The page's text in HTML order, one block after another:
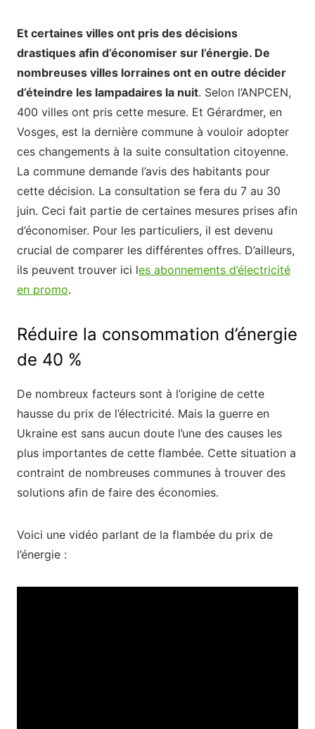
Et certaines villes ont pris des décisions
drastiques afin d’économiser sur l’énergie. De
nombreuses villes lorraines ont en outre décider
d’éteindre les lampadaires la nuit. Selon l’ANPCEN,
400 villes ont pris cette mesure. Et Gérardmer, en
Vosges, est la dernière commune à vouloir adopter
ces changements à la suite consultation citoyenne.
La commune demande l’avis des habitants pour
cette décision. La consultation se fera du 7 au 30
juin. Ceci fait partie de certaines mesures prises afin
d’économiser. Pour les particuliers, il est devenu
crucial de comparer les différentes offres. D’ailleurs,
ils peuvent trouver ici les abonnements d’électricité
en promo.
Réduire la consommation d’énergie
de 40 %
De nombreux facteurs sont à l’origine de cette
hausse du prix de l’électricité. Mais la guerre en
Ukraine est sans aucun doute l’une des causes les
plus importantes de cette flambée. Cette situation a
contraint de nombreuses communes à trouver des
solutions afin de faire des économies.
Voici une vidéo parlant de la flambée du prix de
l’énergie :